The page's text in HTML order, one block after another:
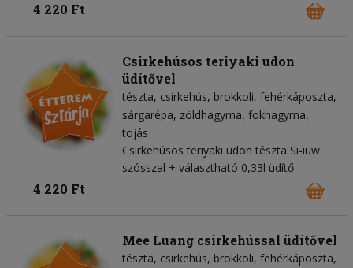
4 220 Ft
Csirkehúsos teriyaki udon
üdítővel
tészta csirkehús brokkoli fehérkáposzta
sárgarépa zöldhagyma fokhagyma
tojás
Csirkehúsos teriyaki udon tészta Si-iuw
szósszal + választható 0,33l üdítő
4 220 Ft
Mee Luang csirkehússal üdítővel
tészta csirkehús brokkoli fehérkáposzta